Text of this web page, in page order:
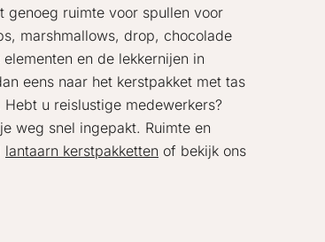
genoeg ruimte voor spullen voor
marshmallows, drop, chocolade
en de lekkernijen in
eens naar het kerstpakket met tas
u reislustige medewerkers?
weg snel ingepakt. Ruimte en
lantaarn kerstpakketten of bekijk ons